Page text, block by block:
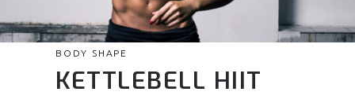
BODY SHAPE
KETTLEBELL HIIT